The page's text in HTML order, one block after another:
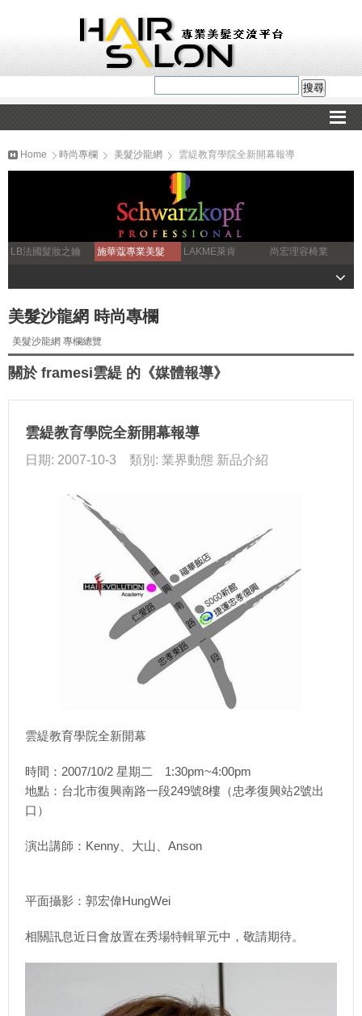
Home 時尚專欄 美髮沙龍網 雲緹教育學院全新開幕報導
LB法國髮妝之鑰 施華蔻專業美髮 LAKME萊肯 尚宏理容椅業
美髮沙龍網 時尚專欄
美髮沙龍網 專欄總覽
關於 framesi雲緹 的《媒體報導》
雲緹教育學院全新開幕報導
日期: 2007-10-3 類別: 業界動態 新品介紹
雲緹教育學院全新開幕
時間：2007/10/2 星期二 1:30pm~4:00pm
地點：台北市復興南路一段249號8樓（忠孝復興站2號出
口）
演出講師：Kenny、大山、Anson
平面攝影：郭宏偉HungWei
相關訊息近日會放置在秀場特輯單元中，敬請期待。